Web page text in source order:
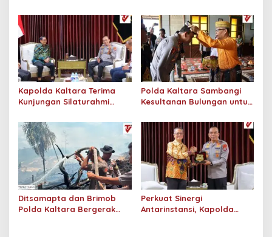
Salurkan Beras SPHP
Kepada Masyarakat
Monaco Tarakan
Kapolda Kaltara Terima
Kunjungan Silaturahmi
Kaltara
Polda Kaltara Sambangi
Kesultanan Bulungan untuk
Ditsamapta dan Brimob
Polda Kaltara Bergerak
Perkuat Sinergi
Antarinstansi, Kapolda